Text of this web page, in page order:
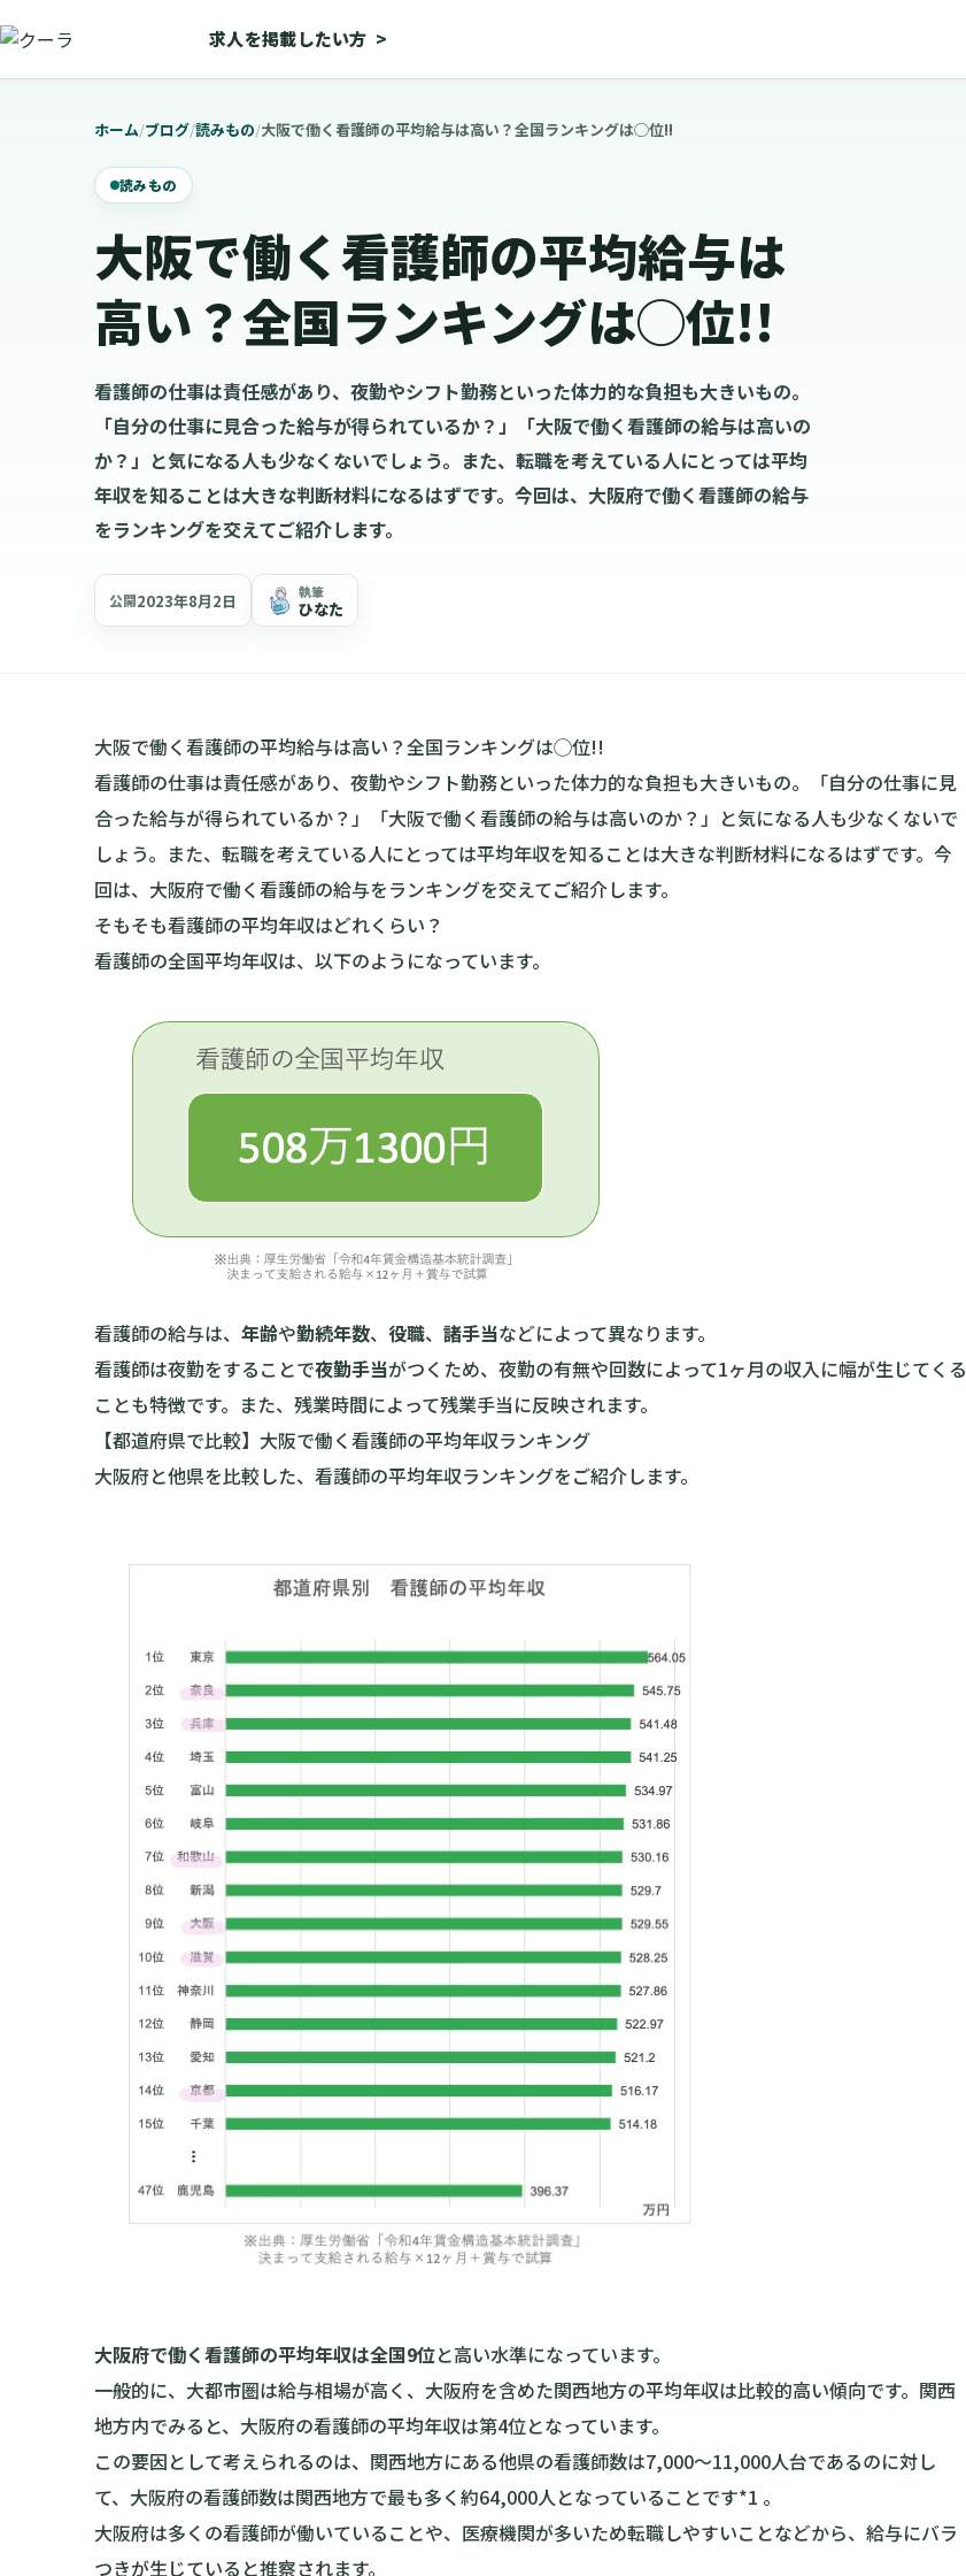
求人を掲載したい方 >
ホーム/ブログ/読みもの/大阪で働く看護師の平均給与は高い？全国ランキングは◯位!!
読みもの
大阪で働く看護師の平均給与は
高い？全国ランキングは◯位!!
看護師の仕事は責任感があり、夜勤やシフト勤務といった体力的な負担も大きいもの。
「自分の仕事に見合った給与が得られているか？」「大阪で働く看護師の給与は高いの
か？」と気になる人も少なくないでしょう。また、転職を考えている人にとっては平均
年収を知ることは大きな判断材料になるはずです。今回は、大阪府で働く看護師の給与
をランキングを交えてご紹介します。
公開2023年8月2日 執筆
ひなた
大阪で働く看護師の平均給与は高い？全国ランキングは◯位!!
看護師の仕事は責任感があり、夜勤やシフト勤務といった体力的な負担も大きいもの。「自分の仕事に見
合った給与が得られているか？」「大阪で働く看護師の給与は高いのか？」と気になる人も少なくないで
しょう。また、転職を考えている人にとっては平均年収を知ることは大きな判断材料になるはずです。今
回は、大阪府で働く看護師の給与をランキングを交えてご紹介します。
そもそも看護師の平均年収はどれくらい？
看護師の全国平均年収は、以下のようになっています。
看護師の給与は、 年齢や勤続年数、 役職、 諸手当などによって異なります。
看護師は夜勤をすることで夜勤手当がつくため、夜勤の有無や回数によって1ヶ月の収入に幅が生じてくる
ことも特徴です。また、残業時間によって残業手当に反映されます。
【都道府県で比較】大阪で働く看護師の平均年収ランキング
大阪府と他県を比較した、看護師の平均年収ランキングをご紹介します。
大阪府で働く看護師の平均年収は全国9位と高い水準になっています。
一般的に、大都市圏は給与相場が高く、大阪府を含めた関西地方の平均年収は比較的高い傾向です。関西
地方内でみると、大阪府の看護師の平均年収は第4位となっています。
この要因として考えられるのは、関西地方にある他県の看護師数は7,000〜11,000人台であるのに対し
て、大阪府の看護師数は関西地方で最も多く約64,000人となっていることです*1 。
大阪府は多くの看護師が働いていることや、医療機関が多いため転職しやすいことなどから、給与にバラ
つきが生じていると推察されます。